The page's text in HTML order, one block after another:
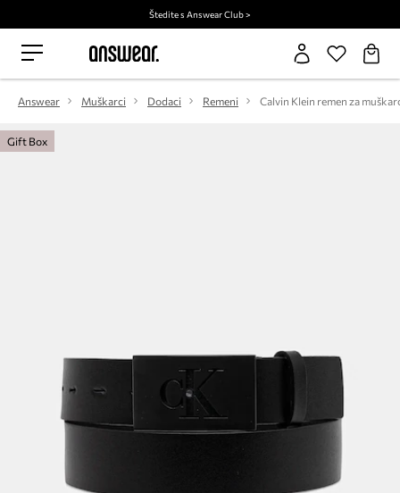
Štedite s Answear Club >
Answear Muškarci Dodaci Remeni Calvin Klein remen za
Gift Box